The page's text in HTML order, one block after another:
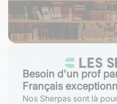
Besoin d'un prof
Français
Nos Sherpas sont là